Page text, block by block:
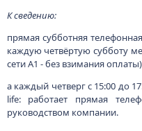
К сведению:
прямая субботняя
каждую четвёртую субботу
сети А1 - без взимания
а каждый четверг с 15:00 до
life: работает прямая
руководством компании.